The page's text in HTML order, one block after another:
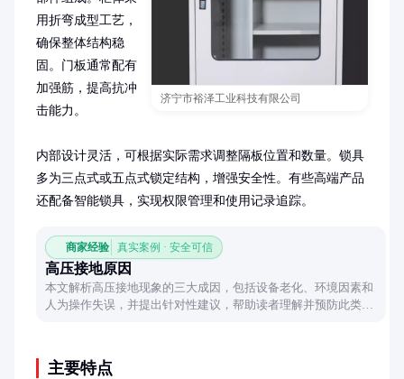
济宁市裕泽工业科技有限公司
用折弯成型工艺，
确保整体结构稳
固。门板通常配有
加强筋，提高抗冲
击能力。
内部设计灵活，可根据实际需求调整隔板位置和数量。锁具
多为三点式或五点式锁定结构，增强安全性。有些高端产品
还配备智能锁具，实现权限管理和使用记录追踪。
商家经验 真实案例 · 安全可信
高压接地原因
本文解析高压接地现象的三大成因，包括设备老化、环境因素和
人为操作失误，并提出针对性建议，帮助读者理解并预防此类问
主要特点